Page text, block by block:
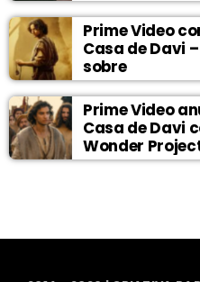
Prime Video
Casa de Davi
sobre
Prime Video
Casa de Davi
Wonder